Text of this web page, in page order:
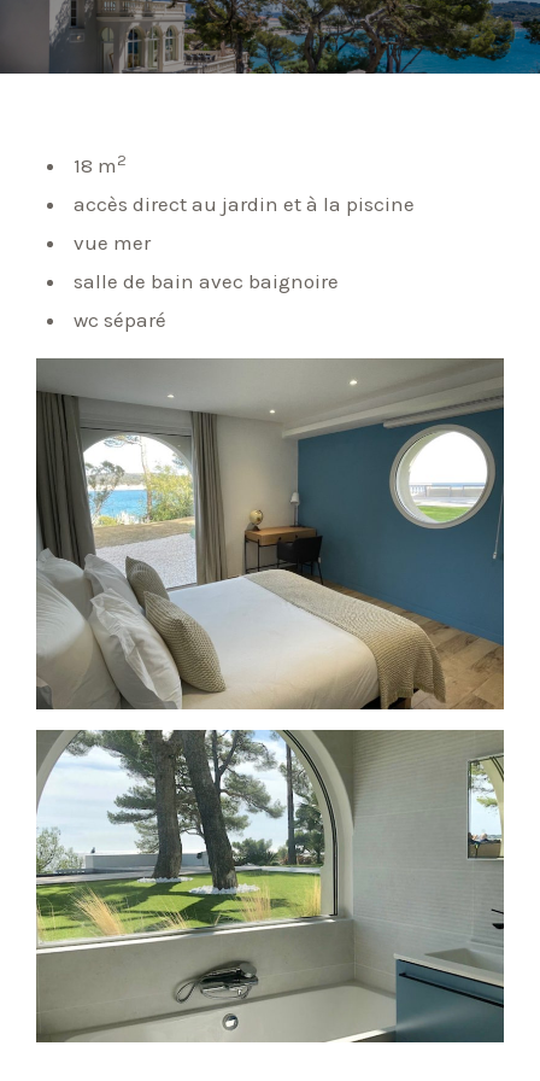
18 m 2
accès direct au jardin et à la piscine
vue mer
salle de bain avec baignoire
wc séparé